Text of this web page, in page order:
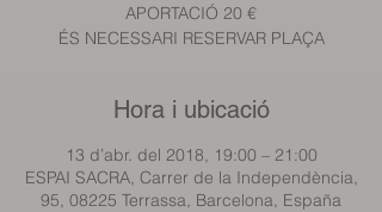
APORTACIÓ 20 €
ÉS NECESSARI RESERVAR PLAÇA
Hora i ubicació
13 d’abr. del 2018, 19:00 – 21:00
ESPAI SACRA, Carrer de la Independència,
95, 08225 Terrassa, Barcelona, España